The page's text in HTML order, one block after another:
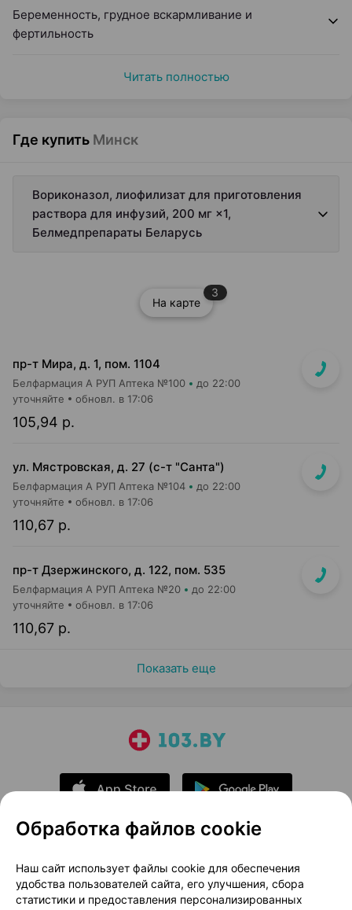
Беременность, грудное вскармливание и
фертильность
Читать полностью
Где купить Минск
Вориконазол, лиофилизат для приготовления
раствора для инфузий, 200 мг ×1,
Белмедпрепараты Беларусь
На карте
3
пр-т Мира, д. 1, пом. 1104
Белфармация А РУП Аптека №100 до 22:00
105,94 р.
уточняйте обновл. в 17:06
ул. Мястровская, д. 27 (с-т "Санта")
Белфармация А РУП Аптека №104 до 22:00
110,67 р.
уточняйте обновл. в 17:06
пр-т Дзержинского, д. 122, пом. 535
Белфармация А РУП Аптека №20 до 22:00
110,67 р.
уточняйте обновл. в 17:06
Показать еще
О проекте
Новости проекта
Размещение рекламы
Медицинский маркетинг
Обработка файлов cookie
Наш сайт использует файлы cookie для обеспечения
удобства пользователей сайта, его улучшения, сбора
статистики и предоставления персонализированных